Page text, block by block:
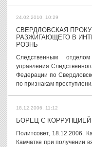
24.02.2010, 10:29
СВЕРДЛОВСКАЯ
РАЗЖИГАЮЩЕГО В
РОЗНЬ
Следственным
управления
Федерации по
по признакам
18.12.2006, 11:12
БОРЕЦ С
Политсовет, 18.12.2006.
Камчатке при получении